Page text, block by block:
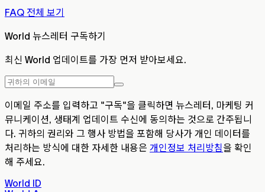
FAQ 전체 보기
World 뉴스레터 구독하기
최신 World 업데이트를 가장 먼저 받아보세요.
이메일 주소를 입력하고 "구독"을 클릭하면 뉴스레터, 마케팅 커
뮤니케이션, 생태계 업데이트 수신에 동의하는 것으로 간주됩니
다. 귀하의 권리와 그 행사 방법을 포함해 당사가 개인 데이터를
처리하는 방식에 대한 자세한 내용은 개인정보 처리방침을 확인
해 주세요.
World ID